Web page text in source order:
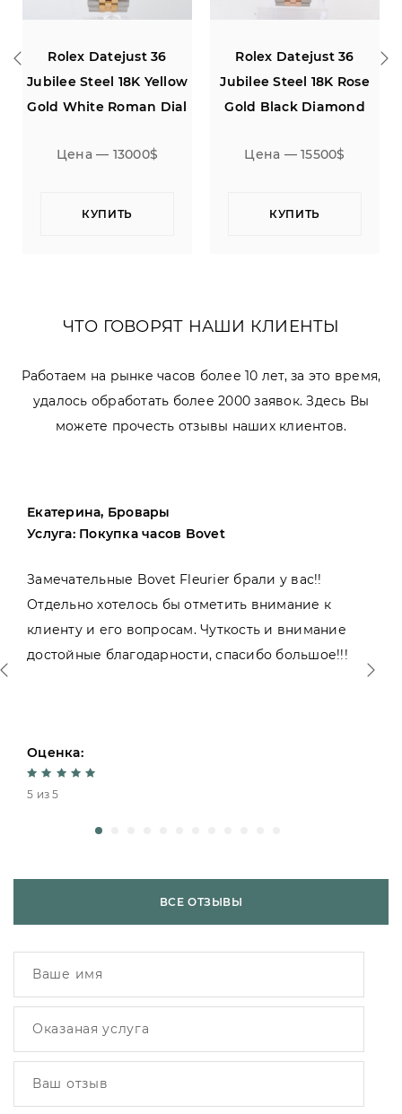
36
18K Yellow
Dial
Rolex Datejust 36
Jubilee Steel 18K Rose
Gold Black Diamond
Цена — 15500$
Rolex
Jubilee
Цена —
ЧТО ГОВОРЯТ НАШИ КЛИЕНТЫ
Работаем на рынке часов более 10 лет, за это время,
удалось обработать более 2000 заявок. Здесь Вы
можете прочесть отзывы наших клиентов.
Екатерина, Бровары
Услуга: Покупка часов Bovet
Замечательные Bovet Fleurier брали у вас!!
Отдельно хотелось бы отметить внимание к
клиенту и его вопросам. Чуткость и внимание
достойные благодарности, спасибо большое!!!
Оценка:
5 из 5
ВСЕ ОТЗЫВЫ